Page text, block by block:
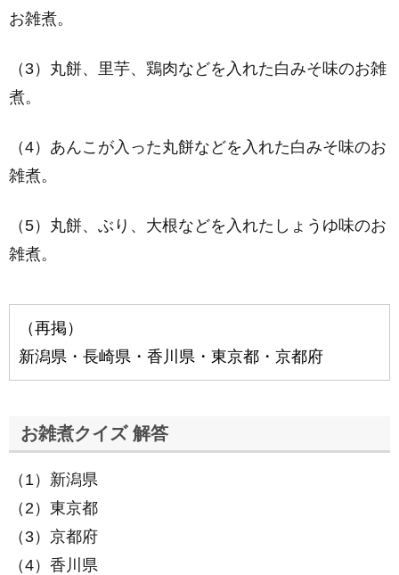
お雑煮。
（3）丸餅、里芋、鶏肉などを入れた白みそ味のお雑
煮。
（4）あんこが入った丸餅などを入れた白みそ味のお
雑煮。
（5）丸餅、ぶり、大根などを入れたしょうゆ味のお
雑煮。
（再掲）
新潟県・長崎県・香川県・東京都・京都府
お雑煮クイズ 解答
（1）新潟県
（2）東京都
（3）京都府
（4）香川県